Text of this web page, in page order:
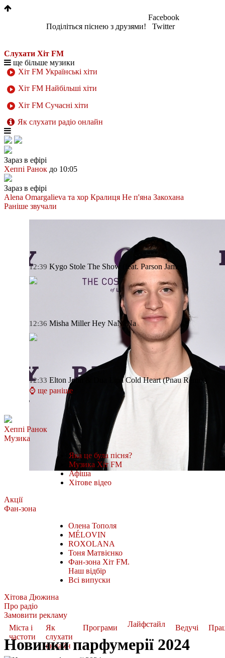
Поділіться піснею з друзями!
Facebook
Twitter
Слухати Хіт FM
ще більше музики
Хіт FM Українські хіти
Хіт FM Найбільші хіти
Хіт FM Сучасні хіти
Як слухати радіо онлайн
Зараз в ефірі
Хеппі Ранок до 10:05
Зараз в ефірі
Alena Omargalieva та хор Кралиця Не п'яна Закохана
Раніше звучали
12:39 Kygo Stole The Show (feat. Parson James)
12:36 Misha Miller Hey NaNaNa
12:33 Elton John & Dua Lipa Cold Heart (Pnau Remix)
⌚ ще раніше
Хеппі Ранок
Музика
Яка це була пісня?
Музика Хіт FM
Афіша
Хітове відео
Акції
Фан-зона
Олена Тополя
MÉLOVIN
ROXOLANA
Тоня Матвієнко
Фан-зона Хіт FM.
Наш відбір
Всі випуски
Хітова Дюжина
Про радіо
Замовити рекламу
Міста і
частоти
Як
слухати
онлайн
Програми Лайфстайл Ведучі
Новинки парфумерії 2024